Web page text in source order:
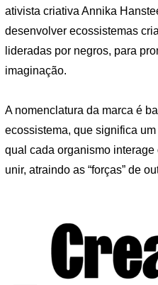
ativista criativa Annika
desenvolver ecossistemas
lideradas por negros, para
imaginação.
A nomenclatura da marca é
ecossistema, que significa
qual cada organismo
unir, atraindo as “forças” de